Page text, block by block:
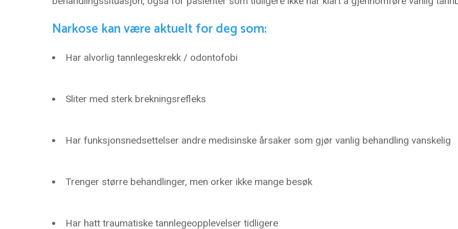
Narkose kan være aktuelt for deg som:
Har alvorlig tannlegeskrekk / odontofobi
Sliter med sterk brekningsrefleks
Har funksjonsnedsettelser andre medisinske årsaker som gjør vanlig behandling vanskelig
Trenger større behandlinger, men orker ikke mange besøk
Har hatt traumatiske tannlegeopplevelser tidligere